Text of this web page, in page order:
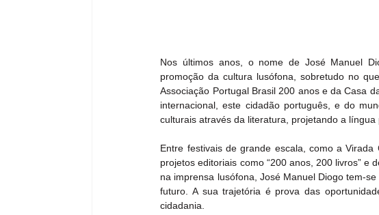
Nos últimos anos, o nome de José Manuel
promoção da cultura lusófona, sobretudo no
Associação Portugal Brasil 200 anos e da Casa
internacional, este cidadão português, e do
culturais através da literatura, projetando a
Entre festivais de grande escala, como a
projetos editoriais como “200 anos, 200 livros” e
na imprensa lusófona, José Manuel Diogo tem-
futuro. A sua trajetória é prova das
cidadania.